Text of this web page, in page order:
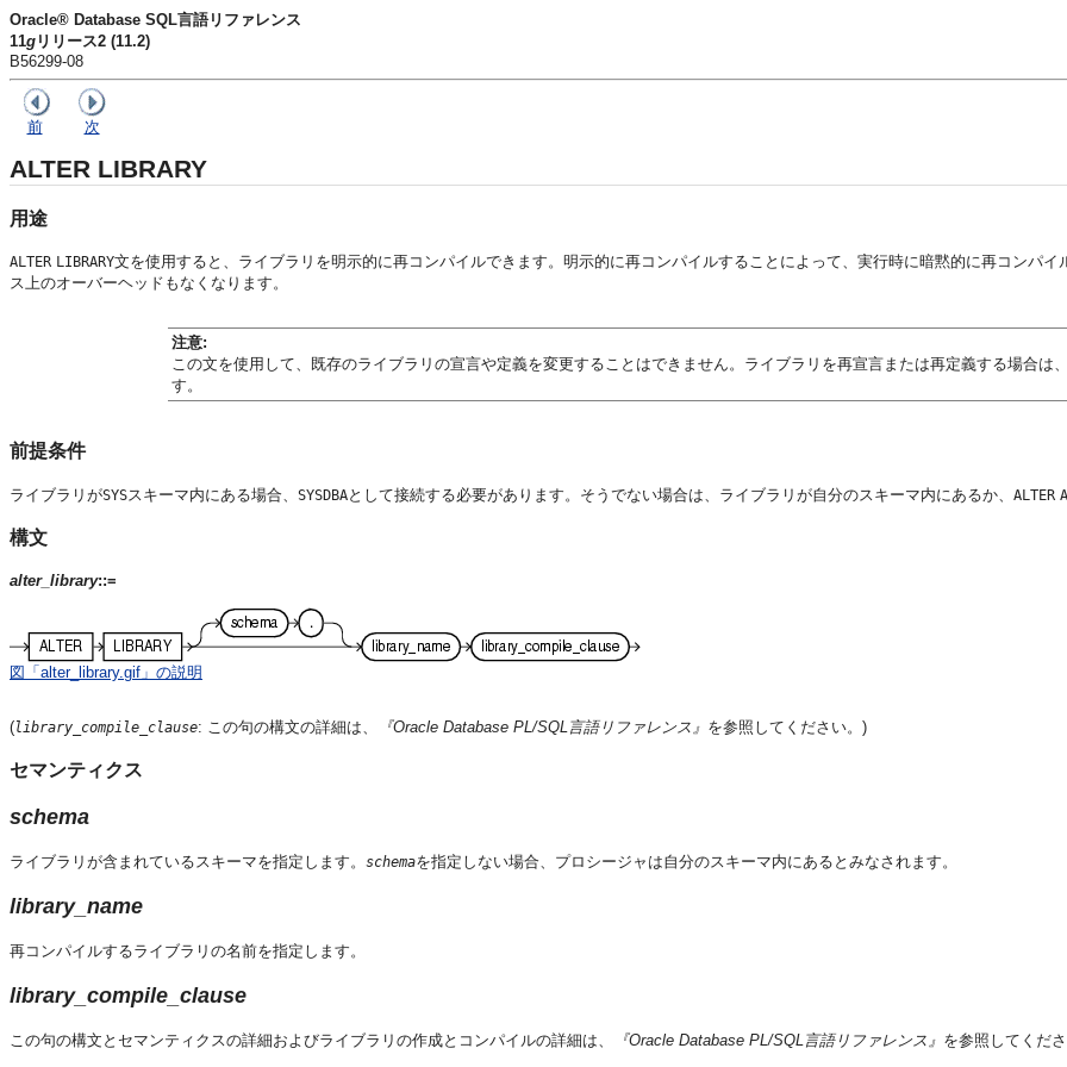
Oracle® Database SQL言語リファレンス
11g リリース2 (11.2)
B56299-08
前 次
ALTER LIBRARY
用途
ALTER LIBRARY文を使用すると、ライブラリを明示的に再コンパイルできます。明示的に再コンパイルすることによって、実行時に暗黙的に再コンパ
ス上のオーバーヘッドもなくなります。
注意:
この文を使用して、既存のライブラリの宣言や定義を変更することはできません。ライブラリを再宣言または再定義する場合は
す。
前提条件
ライブラリがSYSスキーマ内にある場合、 SYSDBAとして接続する必要があります。そうでない場合は、ライブラリが自分のスキーマ内にあるか、 ALTER
構文
alter_library::=
図「alter_library.gif」の説明
(library_compile_clause: この句の構文の詳細は、 『Oracle Database PL/SQL言語リファレンス』 を参照してください。)
セマンティクス
schema
ライブラリが含まれているスキーマを指定します。 schemaを指定しない場合、プロシージャは自分のスキーマ内にあるとみなされます。
library_name
再コンパイルするライブラリの名前を指定します。
library_compile_clause
この句の構文とセマンティクスの詳細およびライブラリの作成とコンパイルの詳細は、 『Oracle Database PL/SQL言語リファレンス』 を参照してくだ